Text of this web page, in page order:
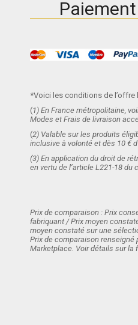
*Voici les conditions de l’offre
(1) En France métropolitaine,
Modes et Frais de livraison
(2) Valable sur les produits
inclusive à volonté et dès 10 €
(3) En application du droit de
en vertu de l’article L221-18 du
Prix de comparaison : Prix
fabriquant / Prix moyen
moyen constaté sur une
Prix de comparaison renseigné
Marketplace. Voir détails sur la